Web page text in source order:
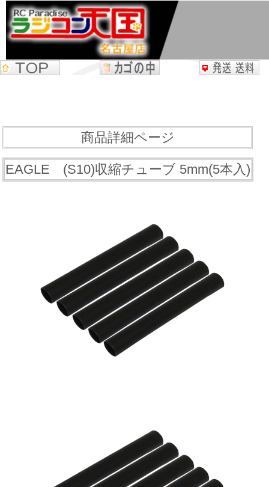
商品詳細ページ
EAGLE (S10)収縮チューブ 5mm(5本入)